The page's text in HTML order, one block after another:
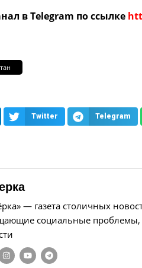
в Telegram по ссылке
Twitter Telegram
— газета столичных
социальные проблемы,